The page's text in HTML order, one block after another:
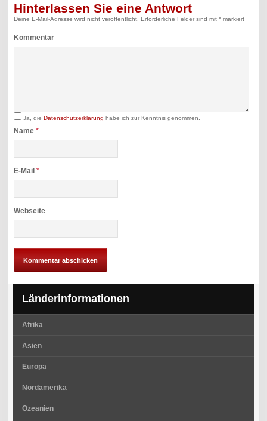
Hinterlassen Sie eine Antwort
Deine E-Mail-Adresse wird nicht veröffentlicht. Erforderliche Felder sind mit* markiert
Kommentar
Ja, dieDatenschutzerklärung habe ich zur Kenntnis genommen.
Name*
E-Mail*
Webseite
Länderinformationen
Afrika
Asien
Europa
Nordamerika
Ozeanien